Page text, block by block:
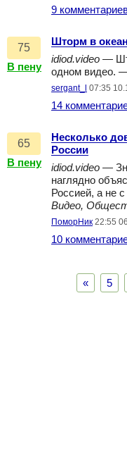
9
75
В пену
Шторм в
idiod.video —
одном видео.
sergant_l 07:35
14
65
В пену
Несколько
России
idiod.video —
наглядно
Россией, а не
Видео,
ПоморНик 22:55
10
« 5